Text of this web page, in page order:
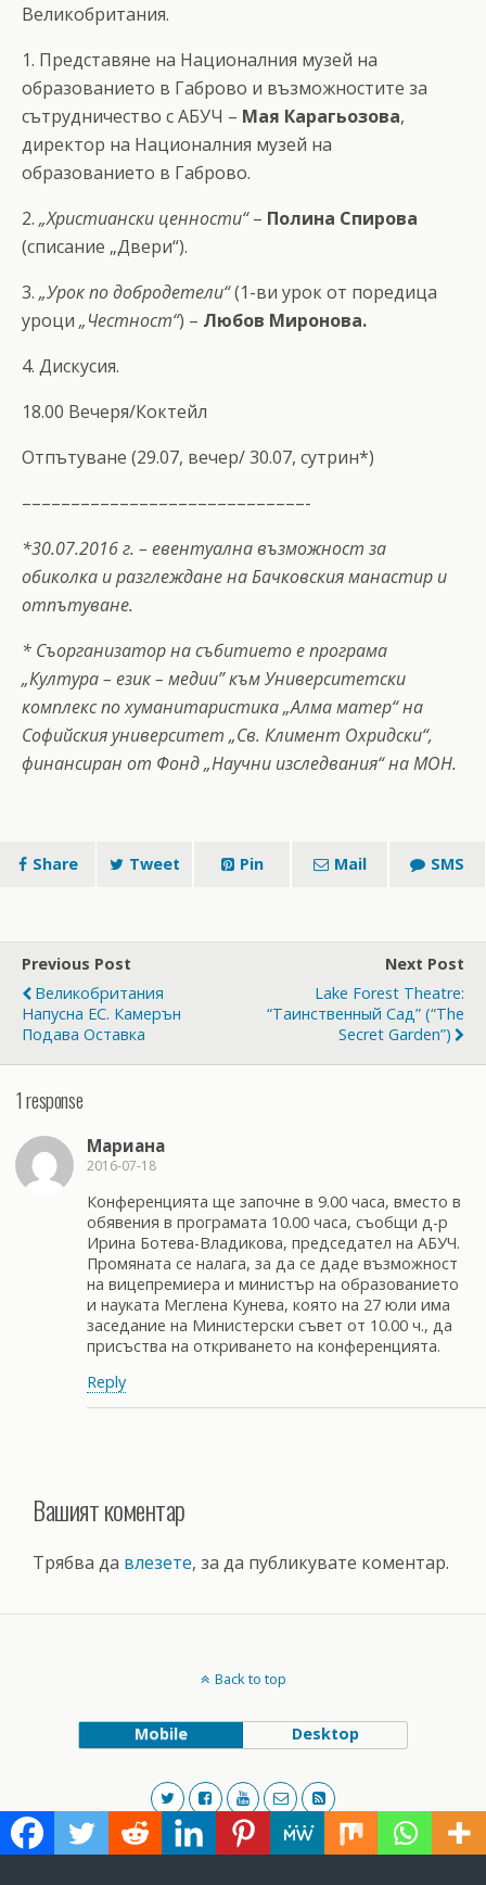
Великобритания.
1. Представяне на Националния музей на
образованието в Габрово и възможностите за
сътрудничество с АБУЧ – Мая Карагьозова,
директор на Националния музей на
образованието в Габрово.
2. „Христиански ценности“– Полина Спирова
(списание „Двери“).
3. „Урок по добродетели“(1-ви урок от поредица
уроци „Честност“) – Любов Миронова.
4. Дискусия.
18.00 Вечеря/Коктейл
Отпътуване (29.07, вечер/ 30.07, сутрин*)
–––––––––––––––––––––––––––––-
*30.07.2016 г. – евентуална възможност за
обиколка и разглеждане на Бачковския манастир и
отпътуване.
* Съорганизатор на събитието е програма
„Култура – език – медии” към Университетски
комплекс по хуманитаристика „Алма матер“ на
Софийския университет „Св. Климент Охридски“,
финансиран от Фонд „Научни изследвания“ на МОН.
Share Tweet Pin Mail SMS
Previous Post
Великобритания
Напусна ЕС. Камерън
Подава Оставка
Next Post
Lake Forest Theatre:
“Таинственный Сад” (“The
Secret Garden”)
1 response
Мариана
2016-07-18
Конференцията ще започне в 9.00 часа, вместо в
обявения в програмата 10.00 часа, съобщи д-р
Ирина Ботева-Владикова, председател на АБУЧ.
Промяната се налага, за да се даде възможност
на вицепремиера и министър на образованието
и науката Меглена Кунева, която на 27 юли има
заседание на Министерски съвет от 10.00 ч., да
присъства на откриването на конференцията.
Reply
Вашият коментар
Трябва да влезете, за да публикувате коментар.
Back to top
Mobile Desktop